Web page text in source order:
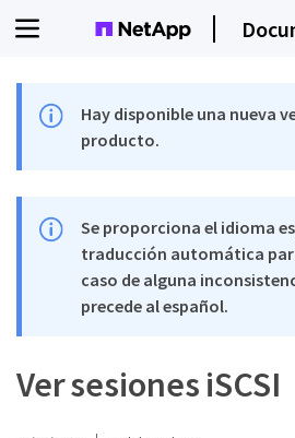
Hay disponible una nueva
producto.
Se proporciona el idioma
traducción automática
caso de alguna
precede al español.
Ver sesiones iSCSI